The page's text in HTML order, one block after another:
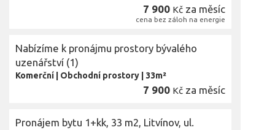
7 900 Kč za měsíc
cena bez záloh na energie
Nabízíme k pronájmu prostory bývalého
uzenářství (1)
Komerční Obchodní prostory 33m²
7 900 Kč za měsíc
Pronájem bytu 1+kk, 33 m2, Litvínov, ul.